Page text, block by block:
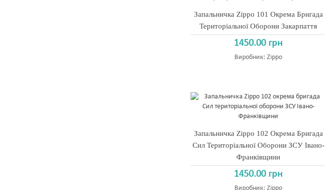
Запальничка Zippo 101 Окрема Бригада
Територіальної Оборони Закарпаття
1450.00 грн
Виробник:Zippo
Запальничка Zippo 102 Окрема Бригада
Сил Територіальної Оборони ЗСУ Івано-
Франківщини
1450.00 грн
Виробник:Zippo